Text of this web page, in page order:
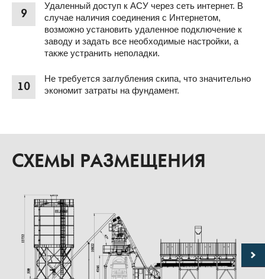
9
Удаленный доступ к АСУ через сеть интернет. В
случае наличия соединения с Интернетом,
возможно установить удаленное подключение к
заводу и задать все необходимые настройки, а
также устранить неполадки.
10
Не требуется заглубления скипа, что значительно
экономит затраты на фундамент.
СХЕМЫ РАЗМЕЩЕНИЯ